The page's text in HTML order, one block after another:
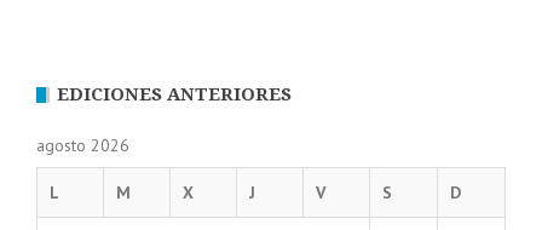
EDICIONES ANTERIORES
agosto 2026
L M X J V S D